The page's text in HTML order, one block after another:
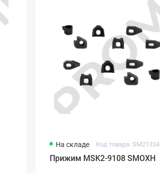
На складе Код товара: SM21334
Прижим MSK2-9108 SMOXH